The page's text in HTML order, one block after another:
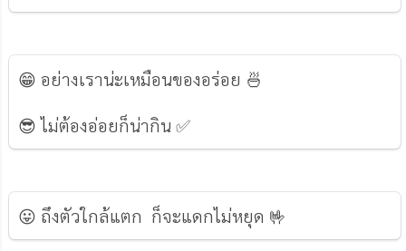
😁 อย่างเราน่ะเหมือนของอร่อย 🍜
😎 ไม่ต้องอ่อยก็น่ากิน ✅
😛 ถึงตัวใกล้แตก ก็จะแดกไม่หยุด 🤟